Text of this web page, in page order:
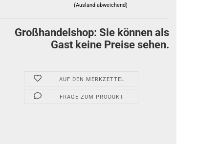
(Ausland abweichend)
Großhandelshop: Sie können als
Gast keine Preise sehen.
AUF DEN MERKZETTEL
FRAGE ZUM PRODUKT